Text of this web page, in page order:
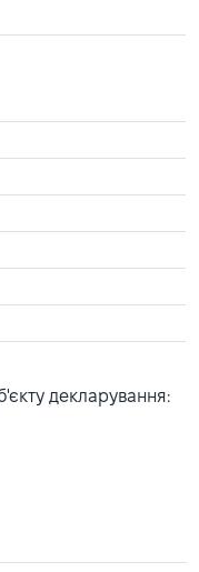
декларування: